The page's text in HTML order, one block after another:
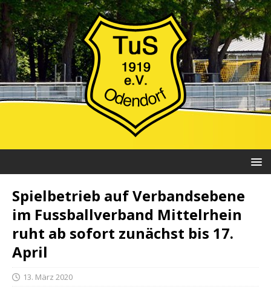
Spielbetrieb auf Verbandsebene
im Fussballverband Mittelrhein
ruht ab sofort zunächst bis 17.
April
13. März 2020